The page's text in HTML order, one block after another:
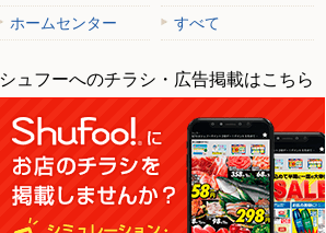
ホームセンター
すべて
シュフーへのチラシ・広告掲載はこちら